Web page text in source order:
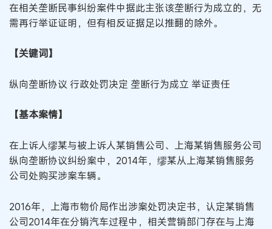
在相关垄断民事纠纷案件中据此主张该垄断行为成立的，无
需再行举证证明，但有相反证据足以推翻的除外。
【关键词】
纵向垄断协议 行政处罚决定 垄断行为成立 举证责任
【基本案情】
在上诉人缪某与被上诉人某销售公司、上海某销售服务公司
纵向垄断协议纠纷案中，2014年，缪某从上海某销售服务
公司处购买涉案车辆。
2016年，上海市物价局作出涉案处罚决定书，认定某销售
公司2014年在分销汽车过程中，相关营销部门存在与上海